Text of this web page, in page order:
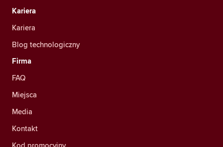
Kariera
Kariera
Blog technologiczny
Firma
FAQ
Miejsca
Media
Kontakt